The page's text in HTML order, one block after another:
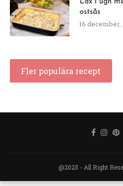
Lax i ugn
ostsås
16 december,
Fler populära recept
@2025 - All Right